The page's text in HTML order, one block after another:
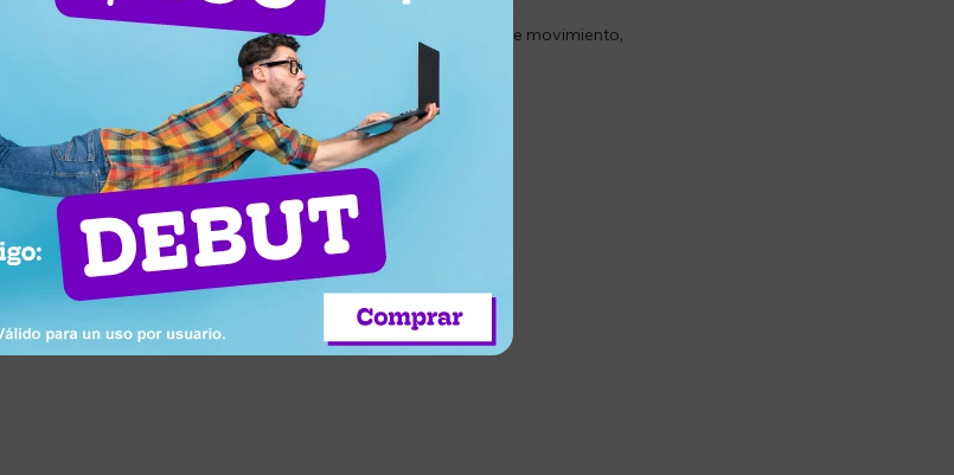
acolchados, garantiza un ajuste cómodo y una mayor libertad de movimiento,